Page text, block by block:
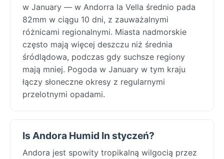
w January — w Andorra la Vella średnio pada
82mm w ciągu 10 dni, z zauważalnymi
różnicami regionalnymi. Miasta nadmorskie
często mają więcej deszczu niż średnia
śródlądowa, podczas gdy suchsze regiony
mają mniej. Pogoda w January w tym kraju
łączy słoneczne okresy z regularnymi
przelotnymi opadami.
Is Andora Humid In styczeń?
Andora jest spowity tropikalną wilgocią przez